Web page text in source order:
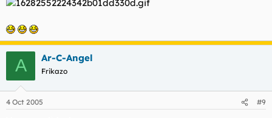
A Ar-C-Angel
Frikazo
4 Oct 2005 #9